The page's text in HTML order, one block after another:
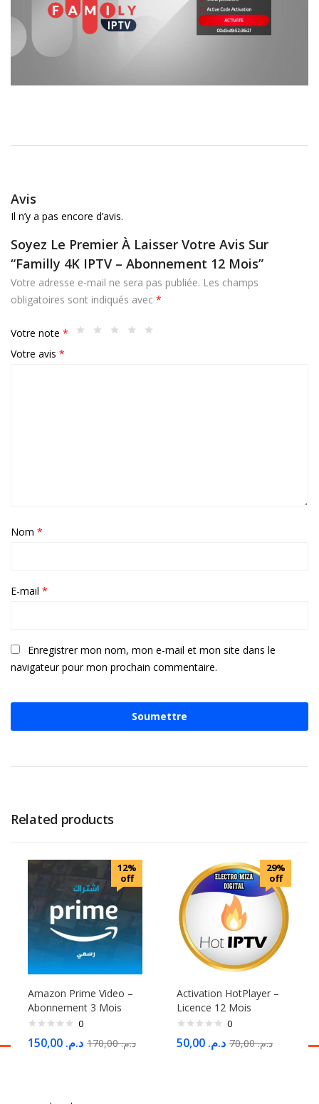
Avis
Il n’y a pas encore d’avis.
Soyez Le Premier À Laisser Votre Avis Sur
“Familly 4K IPTV – Abonnement 12 Mois”
Votre adresse e-mail ne sera pas publiée. Les champs
obligatoires sont indiqués avec *
Votre note *
Votre avis *
Nom *
E-mail *
Enregistrer mon nom, mon e-mail et mon site dans le
navigateur pour mon prochain commentaire.
Related products
12%
off
Amazon Prime Video –
Abonnement 3 Mois
0
د.م. د.م.170,00
29%
off
Activation HotPlayer –
Licence 12 Mois
0
د.م. د.م.70,00